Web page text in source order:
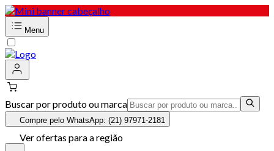
Menu
Buscar por produto ou marca
Compre pelo WhatsApp: (21) 97971-2181
Ver ofertas para a região